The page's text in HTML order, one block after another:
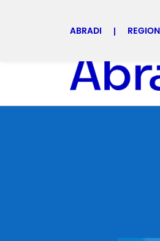
ABRADI
Selecione uma regional